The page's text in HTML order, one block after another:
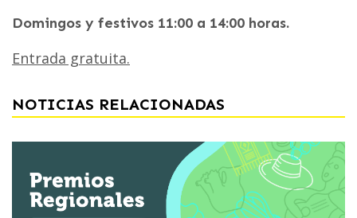
Domingos y festivos 11:00 a 14:00 horas.
Entrada gratuita.
NOTICIAS RELACIONADAS